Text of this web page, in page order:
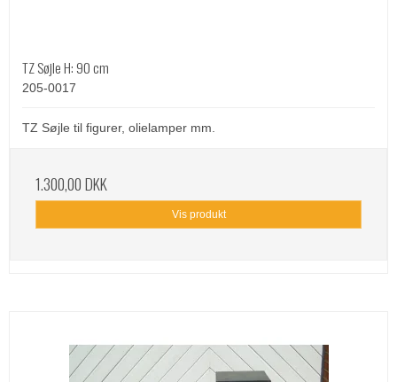
TZ Søjle H: 90 cm
205-0017
TZ Søjle til figurer, olielamper mm.
1.300,00 DKK
Vis produkt